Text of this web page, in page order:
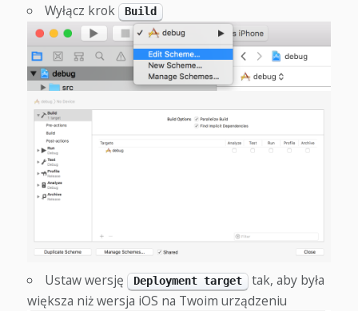
Wyłącz krok Build
Ustaw wersję Deployment target tak, aby była
większa niż wersja iOS na Twoim urządzeniu